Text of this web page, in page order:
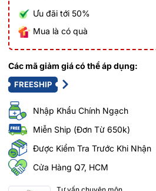
Ưu đãi tới 50%
Mua là có quà
Các mã giảm giá có thể áp dụng:
FREESHIP
Nhập Khẩu Chính Ngạch
Miễn Ship (Đơn Từ 650k)
Được Kiểm Tra Trước Khi Nhận
Cửa Hàng Q7, HCM
Tư vấn chuyên môn